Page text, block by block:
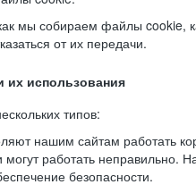
мы собираем файлы cookie,
от их передачи.
использования
типов:
нашим сайтам работать
работать неправильно.
безопасности.